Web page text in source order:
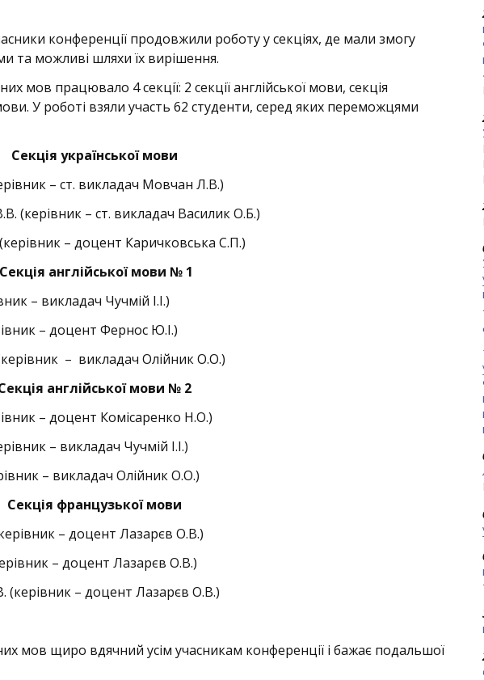
конференції продовжили роботу у секціях, де мали змогу
та можливі шляхи їх вирішення.
мов працювало 4 секції: 2 секції англійської мови, секція
У роботі взяли участь 62 студенти, серед яких переможцями
Секція української мови
– ст. викладач Мовчан Л.В.)
(керівник – ст. викладач Василик О.Б.)
– доцент Каричковська С.П.)
Секція англійської мови № 1
– викладач Чучмій І.І.)
– доцент Фернос Ю.І.)
(керівник – викладач Олійник О.О.)
англійської мови № 2
– доцент Комісаренко Н.О.)
– викладач Чучмій І.І.)
– викладач Олійник О.О.)
Секція французької мови
– доцент Лазарєв О.В.)
– доцент Лазарєв О.В.)
(керівник – доцент Лазарєв О.В.)
мов щиро вдячний усім учасникам конференції і бажає подальшої